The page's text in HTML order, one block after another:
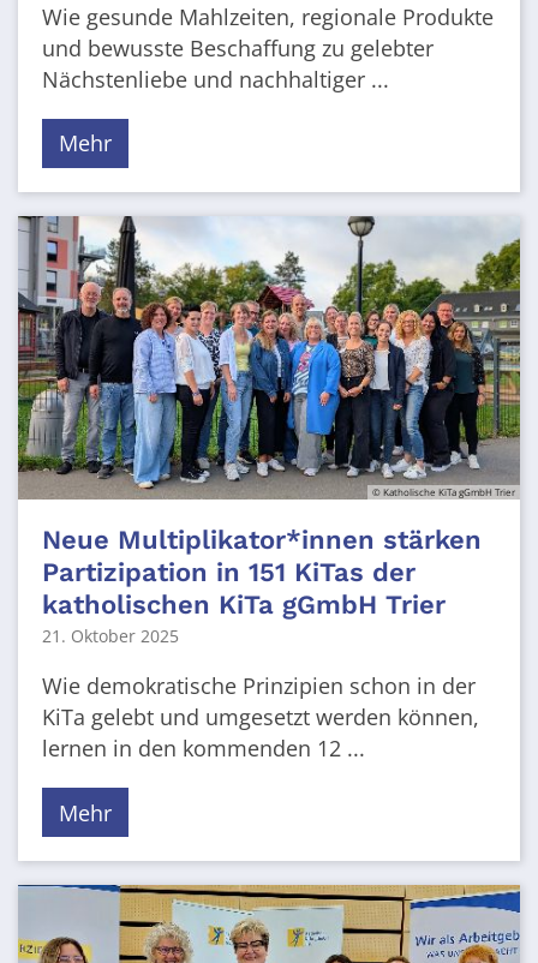
Wie gesunde Mahlzeiten, regionale Produkte
und bewusste Beschaffung zu gelebter
Nächstenliebe und nachhaltiger ...
Mehr
© Katholische KiTa gGmbH Trier
Neue Multiplikator*innen stärken
Partizipation in 151 KiTas der
katholischen KiTa gGmbH Trier
21. Oktober 2025
Wie demokratische Prinzipien schon in der
KiTa gelebt und umgesetzt werden können,
lernen in den kommenden 12 ...
Mehr